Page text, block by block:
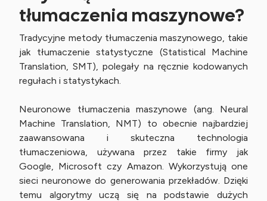
tłumaczenia maszynowe?
Tradycyjne metody tłumaczenia maszynowego, takie
jak tłumaczenie statystyczne (Statistical Machine
Translation, SMT), polegały na ręcznie kodowanych
regułach i statystykach.
Neuronowe tłumaczenia maszynowe (ang. Neural
Machine Translation, NMT) to obecnie najbardziej
zaawansowana i skuteczna technologia
tłumaczeniowa, używana przez takie firmy jak
Google, Microsoft czy Amazon. Wykorzystują one
sieci neuronowe do generowania przekładów. Dzięki
temu algorytmy uczą się na podstawie dużych